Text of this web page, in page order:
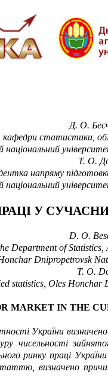
Д. О.
кафедри статистики,
національний
Т. О.
напряму
національний
У
D. O.
Department of
Dnipropetrovsk
T. O.
statistics, Oles
MARKET IN THE
України визначено
чисельності
ринку праці
визначено